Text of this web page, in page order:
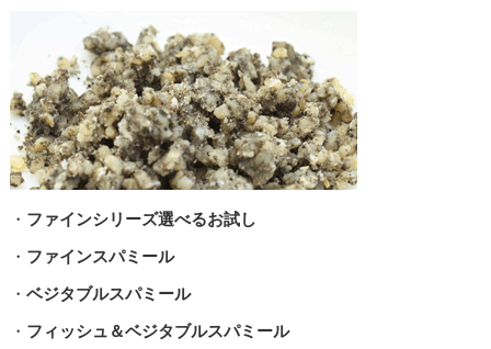
・ ファインシリーズ選べるお試し
・ ファインスパミール
・ ベジタブルスパミール
・ フィッシュ＆ベジタブルスパミール